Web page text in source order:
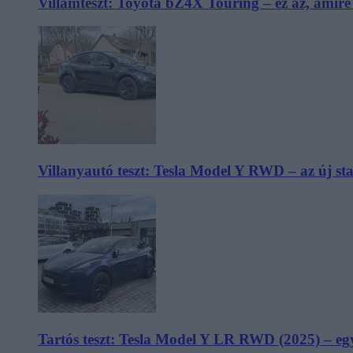
Villanyautó teszt: Tesla Model Y RWD – az új
Tartós teszt: Tesla Model Y LR RWD (2025) –